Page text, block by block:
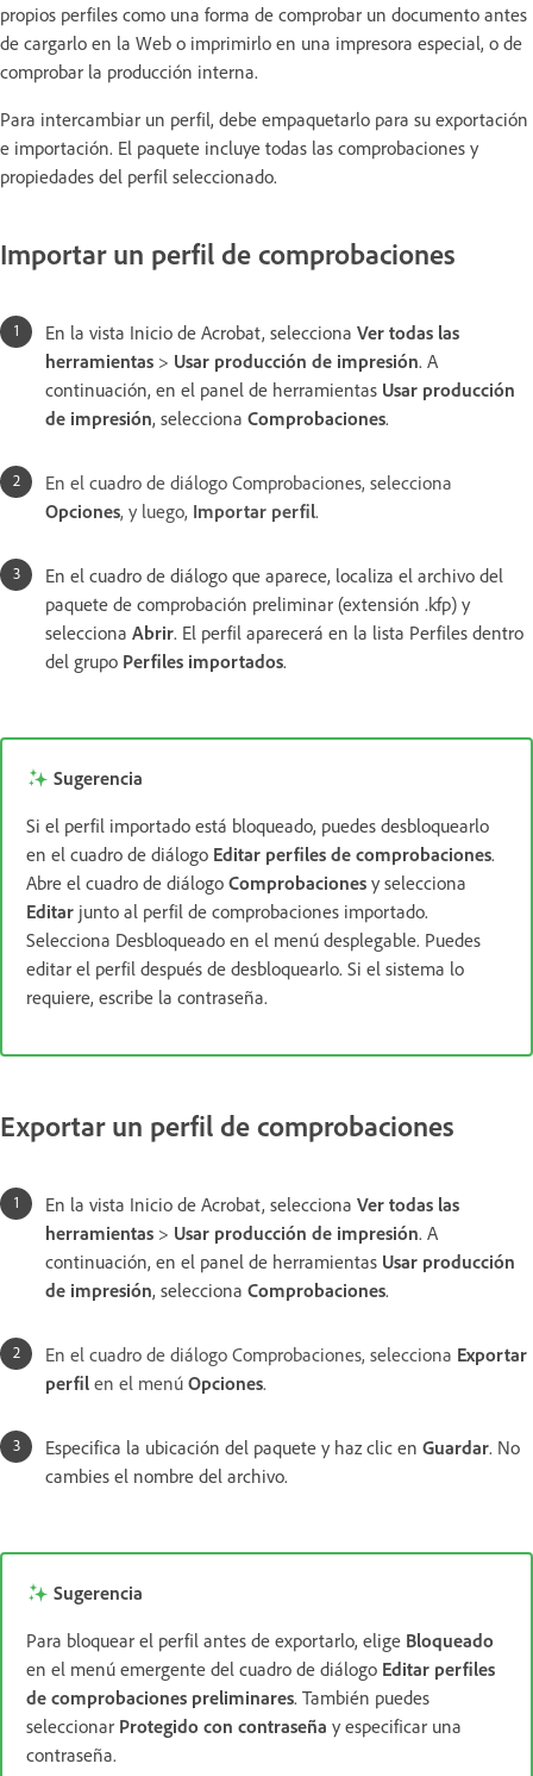
propios perfiles como una forma de comprobar un documento antes
de cargarlo en la Web o imprimirlo en una impresora especial, o de
comprobar la producción interna.
Para intercambiar un perfil, debe empaquetarlo para su exportación
e importación. El paquete incluye todas las comprobaciones y
propiedades del perfil seleccionado.
Importar un perfil de comprobaciones
En la vista Inicio de Acrobat, selecciona Ver todas las
herramientas > Usar producción de impresión. A
continuación, en el panel de herramientas Usar producción
de impresión, selecciona Comprobaciones.
En el cuadro de diálogo Comprobaciones, selecciona
Opciones, y luego, Importar perfil.
En el cuadro de diálogo que aparece, localiza el archivo del
paquete de comprobación preliminar (extensión .kfp) y
selecciona Abrir. El perfil aparecerá en la lista Perfiles dentro
del grupo Perfiles importados.
Sugerencia
Si el perfil importado está bloqueado, puedes desbloquearlo
en el cuadro de diálogo Editar perfiles de comprobaciones.
Abre el cuadro de diálogo Comprobaciones y selecciona
Editar junto al perfil de comprobaciones importado.
Selecciona Desbloqueado en el menú desplegable. Puedes
editar el perfil después de desbloquearlo. Si el sistema lo
requiere, escribe la contraseña.
Exportar un perfil de comprobaciones
En la vista Inicio de Acrobat, selecciona Ver todas las
herramientas > Usar producción de impresión. A
continuación, en el panel de herramientas Usar producción
de impresión, selecciona Comprobaciones.
En el cuadro de diálogo Comprobaciones, selecciona Exportar
perfil en el menú Opciones.
Especifica la ubicación del paquete y haz clic en Guardar. No
cambies el nombre del archivo.
Sugerencia
Para bloquear el perfil antes de exportarlo, elige Bloqueado
en el menú emergente del cuadro de diálogo Editar perfiles
de comprobaciones preliminares. También puedes
seleccionar Protegido con contraseña y especificar una
contraseña.